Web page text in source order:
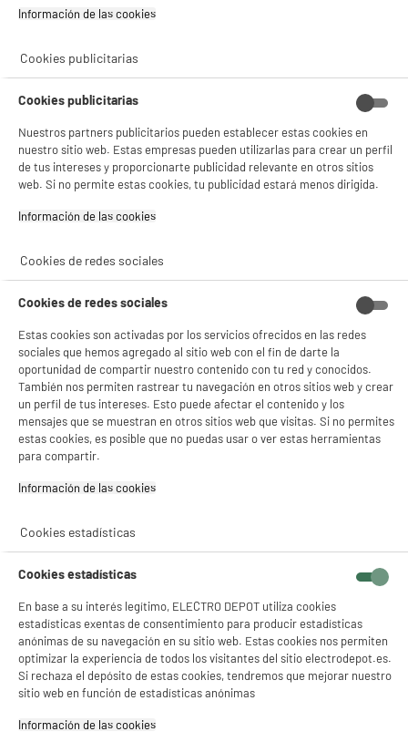
compare_product
BY ELECTRODEPOT
★★★★★
★★★★★
Auriculares EDENWOOD TWS Si01 NOIR
Tipo : Auriculares True Wireless, semi-
intrauditivos
Resistente al agua y al transpiración : No
9
BY ELECTRODEPOT
★★★★★
★★★★★
Auriculares EDENWOOD TWS SI01 BLANC
Tipo : Auriculares True Wireless, semi-
Resistente al agua y al transpiración : No
BY ELECTRODEPOT
Altavoz portátil Bluetooth 60w EDENWOOD
TWS, TUB 60W V2
Información de las cookies‎
Cookies publicitarias
Cookies publicitarias
Nuestros partners publicitarios pueden establecer estas cookies en
nuestro sitio web. Estas empresas pueden utilizarlas para crear un perfil
de tus intereses y proporcionarte publicidad relevante en otros sitios
web. Si no permite estas cookies, tu publicidad estará menos dirigida.
Información de las cookies‎
Cookies de redes sociales
Cookies de redes sociales
Estas cookies son activadas por los servicios ofrecidos en las redes
sociales que hemos agregado al sitio web con el fin de darte la
oportunidad de compartir nuestro contenido con tu red y conocidos.
También nos permiten rastrear tu navegación en otros sitios web y crear
un perfil de tus intereses. Esto puede afectar el contenido y los
mensajes que se muestran en otros sitios web que visitas. Si no permites
estas cookies, es posible que no puedas usar o ver estas herramientas
para compartir.
Información de las cookies‎
Cookies estadísticas
Cookies estadísticas
En base a su interés legítimo, ELECTRO DEPOT utiliza cookies
estadísticas exentas de consentimiento para producir estadísticas
anónimas de su navegación en su sitio web. Estas cookies nos permiten
optimizar la experiencia de todos los visitantes del sitio electrodepot.es.
Si rechaza el depósito de estas cookies, tendremos que mejorar nuestro
sitio web en función de estadísticas anónimas
Información de las cookies‎